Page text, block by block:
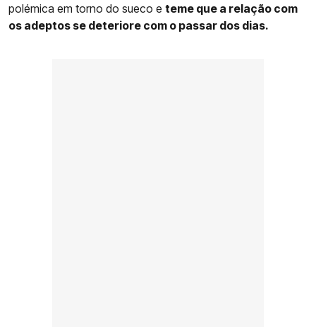
polémica em torno do sueco e teme que a relação com
os adeptos se deteriore com o passar dos dias.